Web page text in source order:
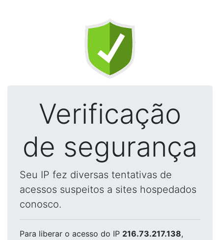
Verificação
de segurança
Seu IP fez diversas tentativas de
acessos suspeitos a sites hospedados
conosco.
Para liberar o acesso do IP 216.73.217.138,